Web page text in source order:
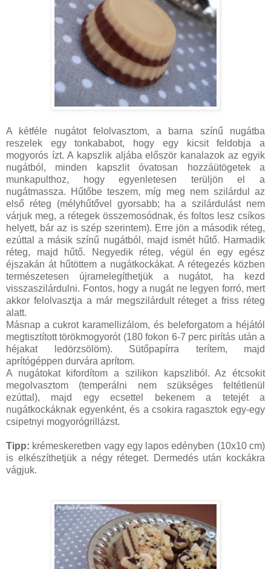
A kétféle nugátot felolvasztom, a barna színű nugátba
reszelek egy tonkababot, hogy egy kicsit feldobja a
mogyorós ízt. A kapszlik aljába először kanalazok az egyik
nugátból, minden kapszlit óvatosan hozzáütögetek a
munkapulthoz, hogy egyenletesen terüljön el a
nugátmassza. Hűtőbe teszem, míg meg nem szilárdul az
első réteg (mélyhűtővel gyorsabb; ha a szilárdulást nem
várjuk meg, a rétegek összemosódnak, és foltos lesz csíkos
helyett, bár az is szép szerintem). Erre jön a második réteg,
ezúttal a másik színű nugátból, majd ismét hűtő. Harmadik
réteg, majd hűtő. Negyedik réteg, végül én egy egész
éjszakán át hűtöttem a nugátkockákat. A rétegezés közben
természetesen újramelegíthetjük a nugátot, ha kezd
visszaszilárdulni. Fontos, hogy a nugát ne legyen forró, mert
akkor felolvasztja a már megszilárdult réteget a friss réteg
alatt.
Másnap a cukrot karamellizálom, és beleforgatom a héjától
megtisztított törökmogyorót (180 fokon 6-7 perc pirítás után a
héjakat ledörzsölöm). Sütőpapírra terítem, majd
aprítógéppen durvára aprítom.
A nugátokat kifordítom a szilikon kapszliból. Az étcsokit
megolvasztom (temperálni nem szükséges feltétlenül
ezúttal), majd egy ecsettel bekenem a tetejét a
nugátkockáknak egyenként, és a csokira ragasztok egy-egy
csipetnyi mogyorógrillázst.
Tipp: krémeskeretben vagy egy lapos edényben (10x10 cm)
is elkészíthetjük a négy réteget. Dermedés után kockákra
vágjuk.